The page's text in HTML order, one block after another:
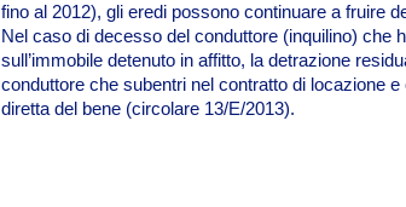
fino al 2012), gli eredi possono continuare a fruire
Nel caso di decesso del conduttore (inquilino) che
sull’immobile detenuto in affitto, la detrazione
conduttore che subentri nel contratto di locazione
diretta del bene (circolare 13/E/2013).